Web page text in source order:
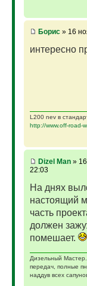
Борис» 16
интересно
L200 nev в
http://www.off-road-
Dizel Man» 16
22:03
На днях
настоящий
часть
должен
помешает.
Дизельный
передач, полные
наддув всех